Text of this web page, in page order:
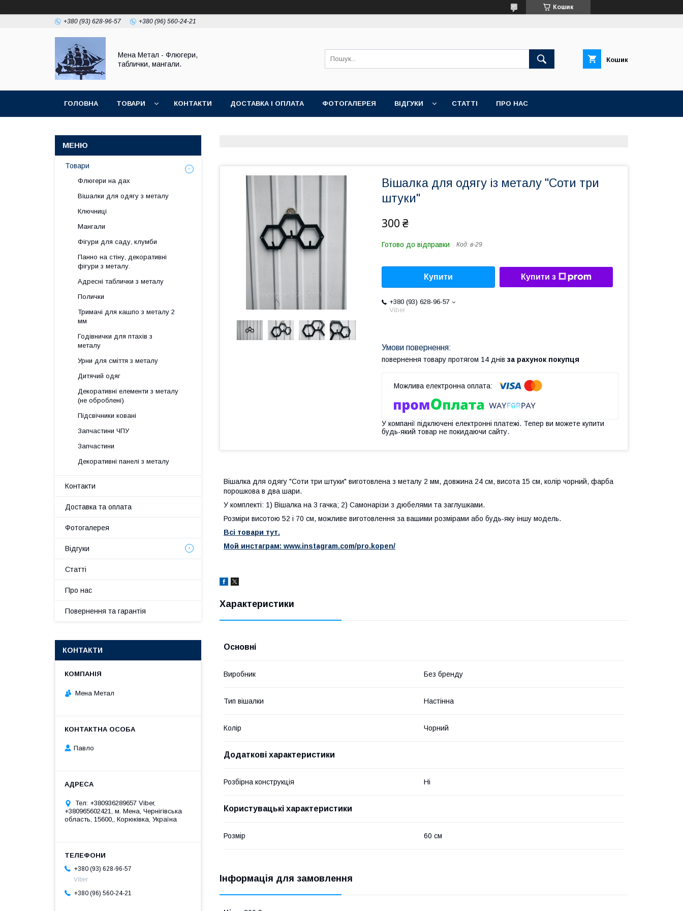
Кошик
+380 (93) 628-96-57 +380 (96) 560-24-21
Мена Метал - Флюгери,
таблички, мангали.
Кошик
ГОЛОВНА ТОВАРИ КОНТАКТИ ДОСТАВКА І ОПЛАТА ФОТОГАЛЕРЕЯ ВІДГУКИ СТАТТІ ПРО НАС
Вішалка для одягу із металу "Соти три
штуки"
300 ₴
Готово до відправки Код: в-29
Купити Купити з
+380 (93) 628-96-57
Viber
повернення товару протягом 14 днів за рахунок покупця
У компанії підключені електронні платежі. Тепер ви можете купити
будь-який товар не покидаючи сайту.
Вішалка для одягу "Соти три штуки" виготовлена ​​з металу 2 мм, довжина 24 см, висота 15 см, колір чорний, фарба
порошкова в два шари.
У комплекті: 1) Вішалка на 3 гачка; 2) Самонарізи з дюбелями та заглушками.
Розміри висотою 52 і 70 см, можливе виготовлення за вашими розмірами або будь-яку іншу модель.
Всі товари тут.
Мой инстаграм: www.instagram.com/pro.kopen/
Характеристики
Основні
Виробник Без бренду
Тип вішалки Настінна
Колір Чорний
Додаткові характеристики
Розбірна конструкція Ні
Користувацькі характеристики
Розмір 60 см
Інформація для замовлення
Товари
Флюгери на дах
Вішалки для одягу з металу
Ключниці
Мангали
Фігури для саду, клумби
Панно на стіну, декоративні
фігури з металу.
Адресні таблички з металу
Полички
Тримачі для кашпо з металу 2
мм
Годівнички для птахів з
металу
Урни для сміття з металу
Дитячий одяг
Декоративні елементи з металу
(не оброблені)
Підсвічники ковані
Запчастини ЧПУ
Запчастини
Декоративні панелі з металу
Контакти
Доставка та оплата
Фотогалерея
Відгуки
Статті
Про нас
Повернення та гарантія
КОНТАКТИ
Мена Метал
Павло
Тел: +380936289657 Viber,
+380965602421, м. Мена, Чернігівська
область, 15600,, Корюківка, Україна
+380 (93) 628-96-57
Viber
+380 (96) 560-24-21